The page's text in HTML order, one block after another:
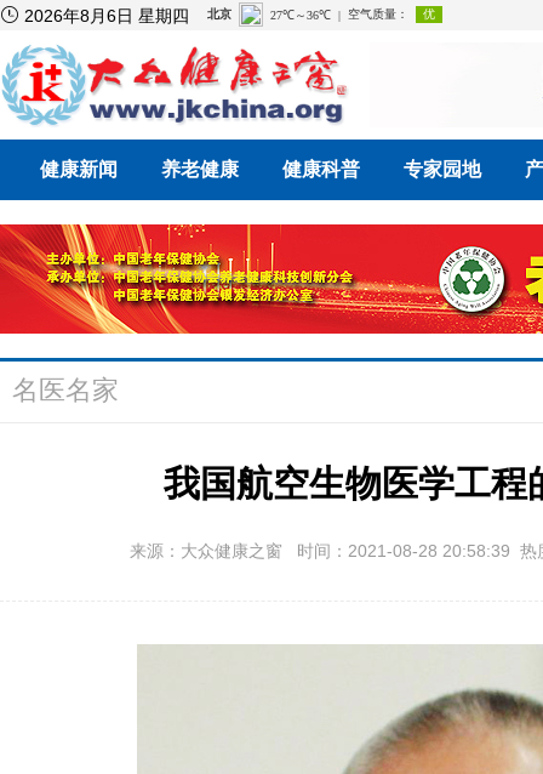
 2026年8月6日 星期四
健康新闻 养老健康 健康科普 专家园地
名医名家
我国航空生物医学工程
来源：大众健康之窗 时间：2021-08-28 20:58:39